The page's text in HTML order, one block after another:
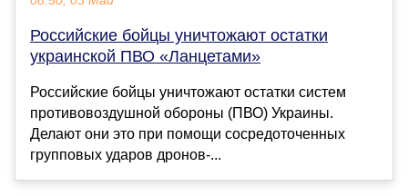
Российские бойцы уничтожают остатки
украинской ПВО «Ланцетами»
Российские бойцы уничтожают остатки систем
противовоздушной обороны (ПВО) Украины.
Делают они это при помощи сосредоточенных
групповых ударов дронов-...